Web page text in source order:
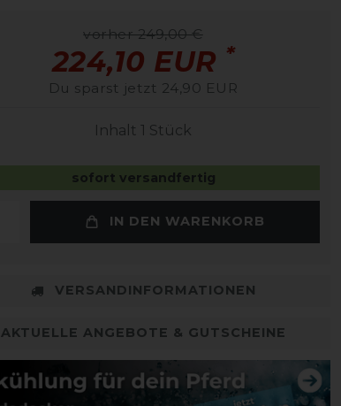
vorher 249,00 €
224,10 EUR *
Du sparst jetzt 24,90 EUR
Inhalt 1 Stück
sofort versandfertig
IN DEN WARENKORB
VERSANDINFORMATIONEN
AKTUELLE ANGEBOTE & GUTSCHEINE